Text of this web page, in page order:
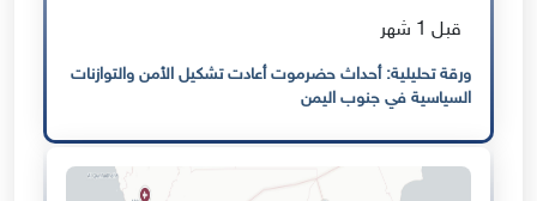
قبل 1 شهر
ورقة تحليلية: أحداث حضرموت أعادت تشكيل الأمن والتوازنات
السياسية في جنوب اليمن